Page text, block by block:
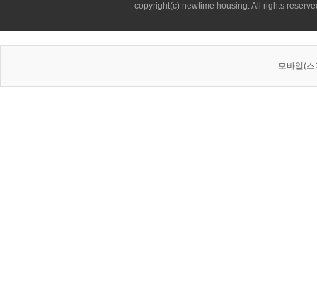
copyright(c) newtime housing. All rights
모바일(